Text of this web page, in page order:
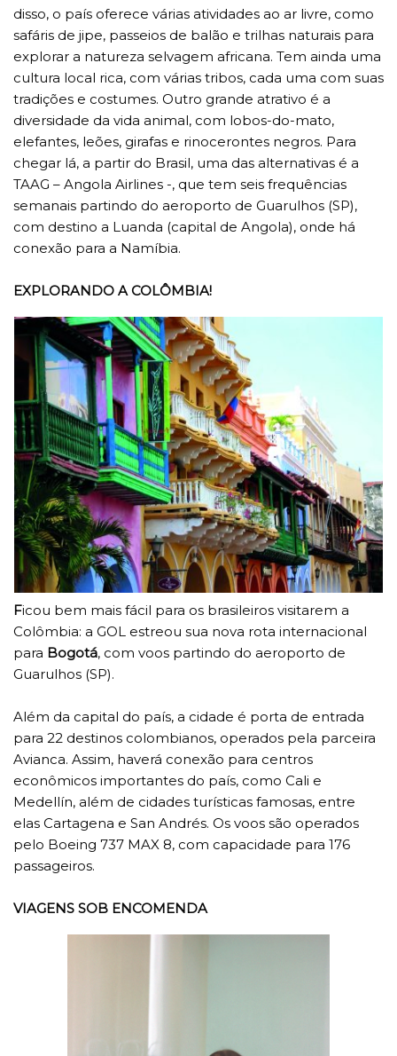
disso, o país oferece várias atividades ao ar livre, como
safáris de jipe, passeios de balão e trilhas naturais para
explorar a natureza selvagem africana. Tem ainda uma
cultura local rica, com várias tribos, cada uma com suas
tradições e costumes. Outro grande atrativo é a
diversidade da vida animal, com lobos-do-mato,
elefantes, leões, girafas e rinocerontes negros. Para
chegar lá, a partir do Brasil, uma das alternativas é a
TAAG – Angola Airlines -, que tem seis frequências
semanais partindo do aeroporto de Guarulhos (SP),
com destino a Luanda (capital de Angola), onde há
conexão para a Namíbia.
EXPLORANDO A COLÔMBIA!
Ficou bem mais fácil para os brasileiros visitarem a
Colômbia: a GOL estreou sua nova rota internacional
para Bogotá, com voos partindo do aeroporto de
Guarulhos (SP).
Além da capital do país, a cidade é porta de entrada
para 22 destinos colombianos, operados pela parceira
Avianca. Assim, haverá conexão para centros
econômicos importantes do país, como Cali e
Medellín, além de cidades turísticas famosas, entre
elas Cartagena e San Andrés. Os voos são operados
pelo Boeing 737 MAX 8, com capacidade para 176
passageiros.
VIAGENS SOB ENCOMENDA